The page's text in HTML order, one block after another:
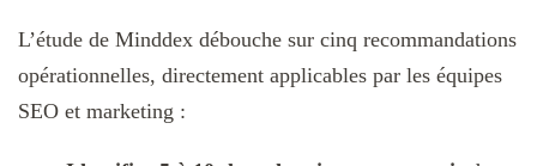
L’étude de Minddex débouche sur cinq recommandations
opérationnelles, directement applicables par les équipes
SEO et marketing :